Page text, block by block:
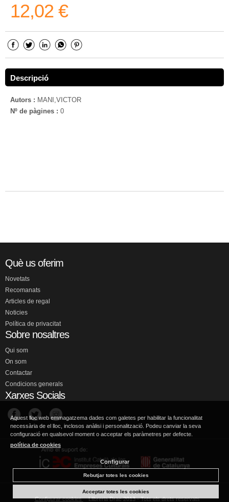
12,02 €
Descripció
Autors : MANI,VICTOR
Nº de pàgines : 0
Què us oferim
Novetats
Recomanats
Articles de regal
Noticies
Política de privacitat
Sobre nosaltres
Qui som
On som
Contactar
Condicions generals
Xarxes Socials
Configurar cookies Llibreria Drac 2013 - Tots els drets reservats
Aquest lloc web emmagatzema dades com galetes per habilitar la funcionalitat
necessària de el lloc, inclosos anàlisi i personalització. Podeu canviar la seva
configuració en qualsevol moment o acceptar els paràmetres per defecte.
política de cookies
Configurar
Rebutjar totes les cookies
Acceptar totes les cookies